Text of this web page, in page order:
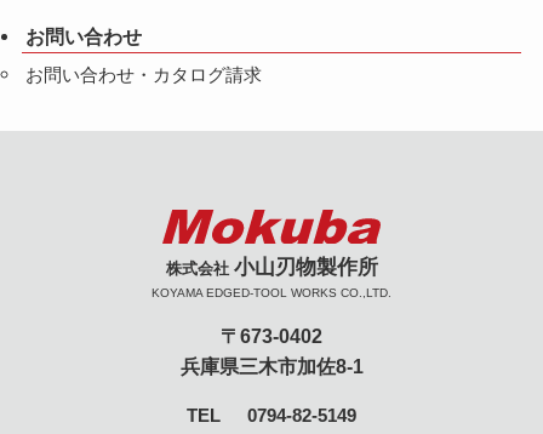
お問い合わせ
お問い合わせ・カタログ請求
株式会社 小山刃物製作所
KOYAMA EDGED-TOOL WORKS CO.,LTD.
〒673-0402
兵庫県三木市加佐8-1
TEL
0794-82-5149